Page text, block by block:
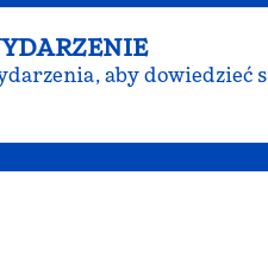
aby dowiedzieć